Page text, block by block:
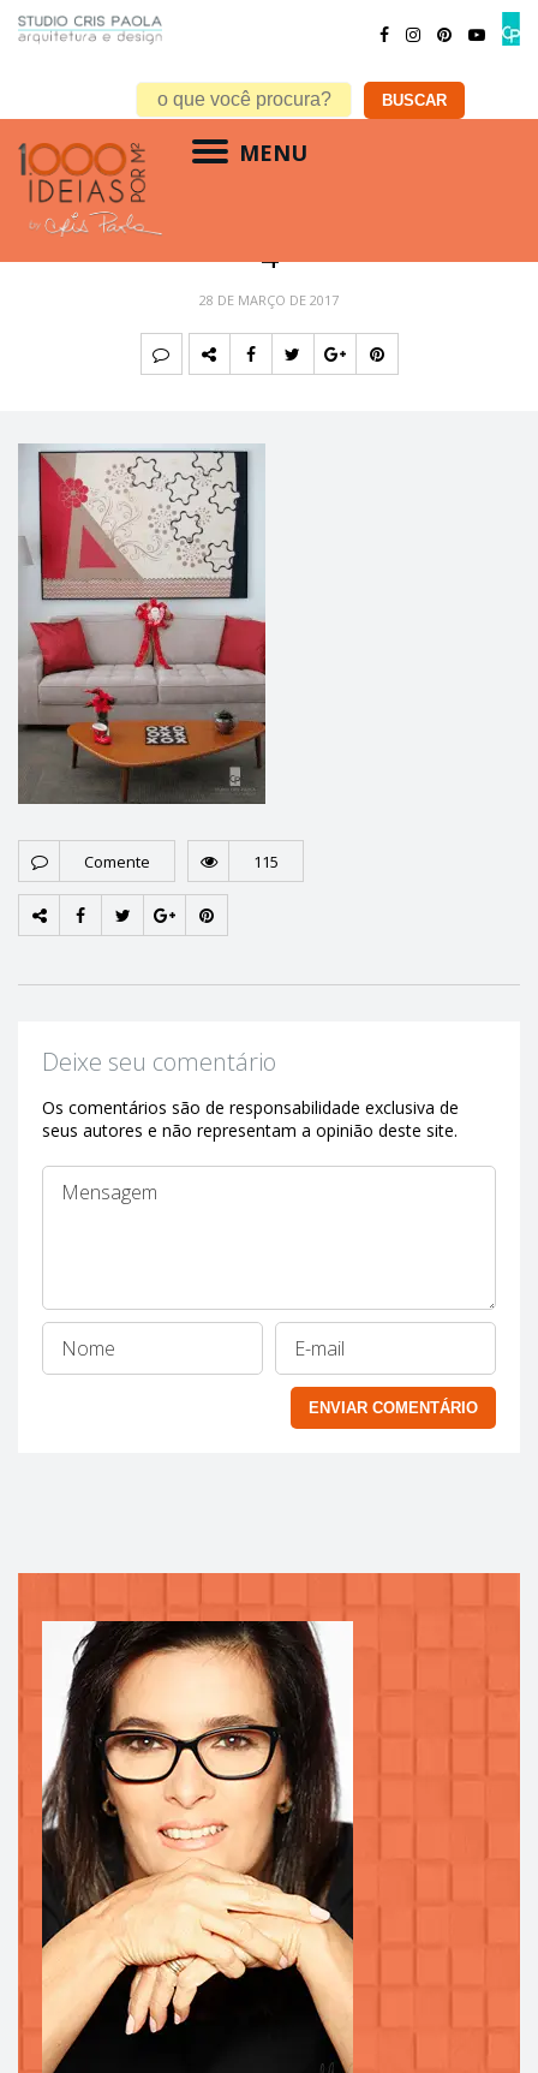
MENU
4
28 DE MARÇO DE 2017
Comente 115
Deixe seu comentário
Os comentários são de responsabilidade exclusiva de
seus autores e não representam a opinião deste site.